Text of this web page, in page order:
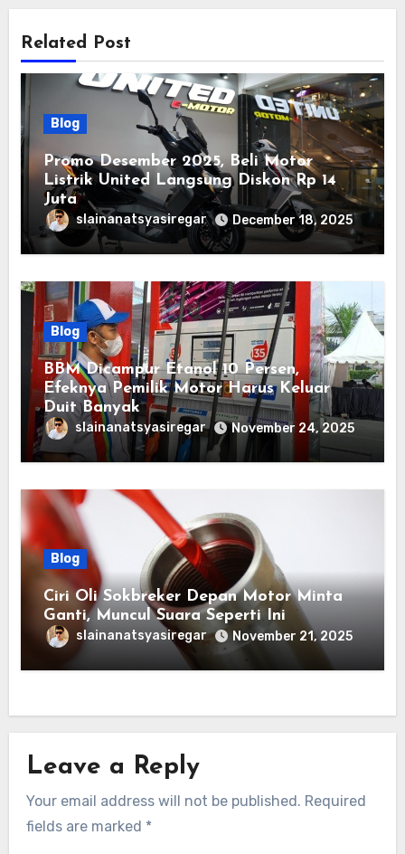
Related Post
Blog
Promo Desember 2025, Beli Motor
Listrik United Langsung Diskon Rp 14
Juta
slainanatsyasiregar December 18, 2025
Blog
BBM Dicampur Etanol 10 Persen,
Efeknya Pemilik Motor Harus Keluar
Duit Banyak
slainanatsyasiregar November 24, 2025
Blog
Ciri Oli Sokbreker Depan Motor Minta
Ganti, Muncul Suara Seperti Ini
slainanatsyasiregar November 21, 2025
Leave a Reply
Your email address will not be published. Required
fields are marked *